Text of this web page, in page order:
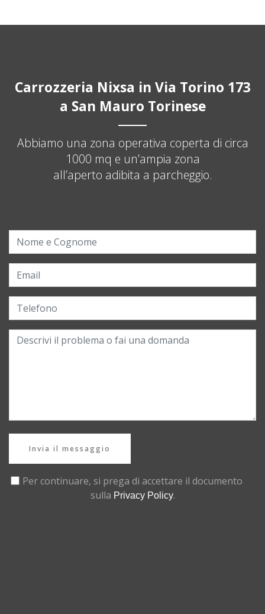
Carrozzeria Nixsa in Via Torino 173
a San Mauro Torinese
Abbiamo una zona operativa coperta di circa
1000 mq e un’ampia zona
all’aperto adibita a parcheggio.
Invia il messaggio
Per continuare, si prega di accettare il documento
sulla Privacy Policy.